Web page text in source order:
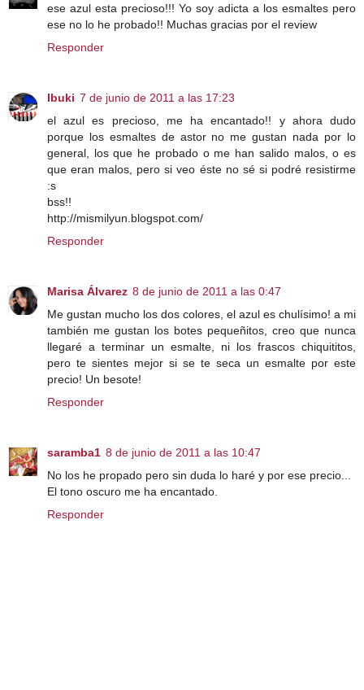
ese azul esta precioso!!! Yo soy adicta a los esmaltes pero
ese no lo he probado!! Muchas gracias por el review
Responder
Ibuki 7 de junio de 2011 a las 17:23
el azul es precioso, me ha encantado!! y ahora dudo
porque los esmaltes de astor no me gustan nada por lo
general, los que he probado o me han salido malos, o es
que eran malos, pero si veo éste no sé si podré resistirme
:s
bss!!
http://mismilyun.blogspot.com/
Responder
Marisa Álvarez 8 de junio de 2011 a las 0:47
Me gustan mucho los dos colores, el azul es chulísimo! a mi
también me gustan los botes pequeñitos, creo que nunca
llegaré a terminar un esmalte, ni los frascos chiquititos,
pero te sientes mejor si se te seca un esmalte por este
precio! Un besote!
Responder
saramba1 8 de junio de 2011 a las 10:47
No los he propado pero sin duda lo haré y por ese precio...
El tono oscuro me ha encantado.
Responder